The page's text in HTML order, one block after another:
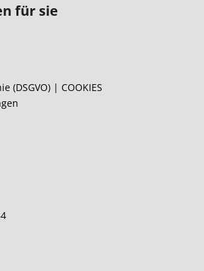
für sie
(DSGVO) | COOKIES